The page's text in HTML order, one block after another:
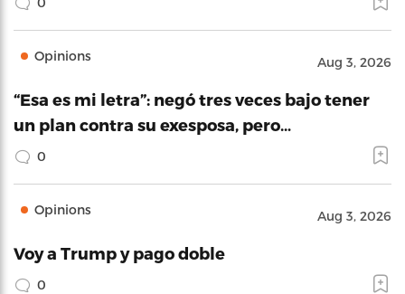
Opinions Aug 3, 2026
“Esa es mi letra”: negó tres veces bajo tener
un plan contra su exesposa, pero…
0
Opinions Aug 3, 2026
Voy a Trump y pago doble
0